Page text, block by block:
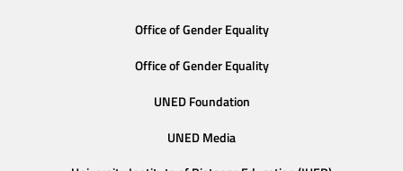
Office of Gender Equality
Office of Gender Equality
UNED Foundation
UNED Media